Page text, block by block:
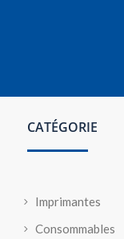
CATÉGORIE
Imprimantes
Consommables